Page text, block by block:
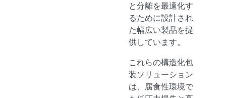
と分離を最適化す
るために設計され
た幅広い製品を提
供しています。
これらの構造化包
装ソリューション
は、腐食性環境で